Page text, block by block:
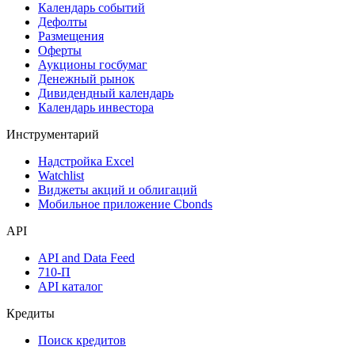
Календарь событий
Дефолты
Размещения
Оферты
Аукционы госбумаг
Денежный рынок
Дивидендный календарь
Календарь инвестора
Инструментарий
Надстройка Excel
Watchlist
Виджеты акций и облигаций
Мобильное приложение Cbonds
API
API and Data Feed
710-П
API каталог
Кредиты
Поиск кредитов